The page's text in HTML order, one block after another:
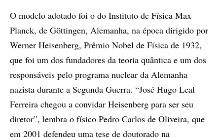
O modelo adotado foi o do Instituto de Física Max
Planck, de Göttingen, Alemanha, na época dirigido por
Werner Heisenberg, Prêmio Nobel de Física de 1932,
que foi um dos fundadores da teoria quântica e um dos
responsáveis pelo programa nuclear da Alemanha
nazista durante a Segunda Guerra. “José Hugo Leal
Ferreira chegou a convidar Heisenberg para ser seu
diretor”, lembra o físico Pedro Carlos de Oliveira, que
em 2001 defendeu uma tese de doutorado na